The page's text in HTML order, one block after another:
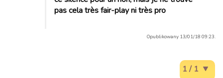
pas cela très fair-play ni très pro
Opublikowany 13/01/18 09:23.
1 / 1